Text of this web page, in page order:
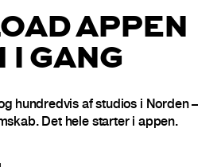
APPEN
I GANG
hundredvis af studios i Norden –
Det hele starter i appen.